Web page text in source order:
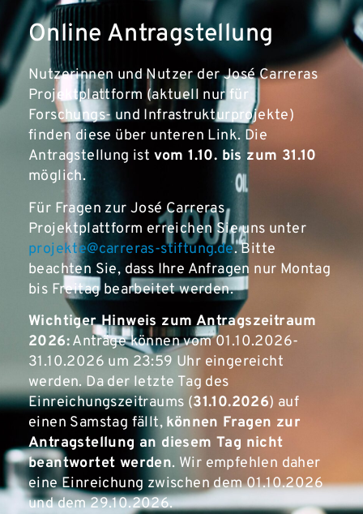
Online Antragstellung
Nutzerinnen und Nutzer der José Carreras
Projektplattform (aktuell nur für
Forschungs- und Infrastrukturprojekte)
finden diese über unteren Link. Die
Antragstellung ist vom 1.10. bis zum 31.10
möglich.
Für Fragen zur José Carreras
Projektplattform erreichen Sie uns unter
projekte@carreras-stiftung.de. Bitte
beachten Sie, dass Ihre Anfragen nur Montag
bis Freitag bearbeitet werden.
Wichtiger Hinweis zum Antragszeitraum
2026:Anträge können vom 01.10.2026-
31.10.2026 um 23:59 Uhr eingereicht
werden. Da der letzte Tag des
Einreichungszeitraums (31.10.2026) auf
einen Samstag fällt, können Fragen zur
Antragstellung an diesem Tag nicht
beantwortet werden. Wir empfehlen daher
eine Einreichung zwischen dem 01.10.2026
und dem 29.10.2026.